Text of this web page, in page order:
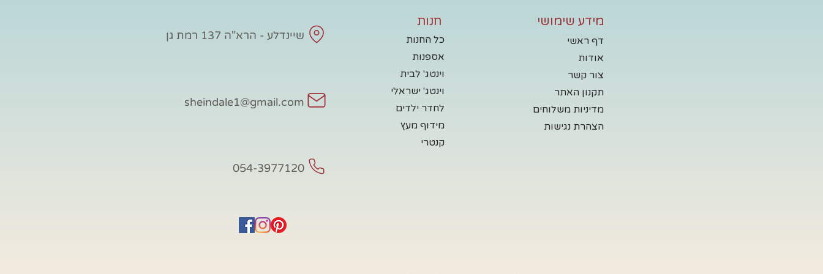
שיינדלע - הרא"ה 137 רמת גן
sheindale1@gmail.com
054-3977120
חנות
כל החנות
אספנות
וינטג' לבית
וינטג' ישראלי
לחדר ילדים
מידוף מעץ
קנטרי
מידע שימושי
דף ראשי
אודות
צור קשר
תקנון האתר
מדיניות משלוחים
הצהרת נגישות